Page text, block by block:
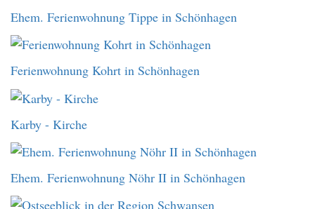
Ehem. Ferienwohnung Tippe in Schönhagen
Ferienwohnung Kohrt in Schönhagen
Karby - Kirche
Ehem. Ferienwohnung Nöhr II in Schönhagen